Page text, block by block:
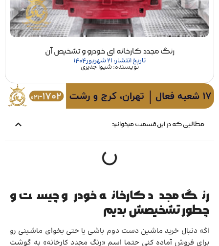
رنگ مجدد کارخانه ای خودرو و تشخیص آن
تاریخ انتشار: 21 شهریور 1404
نویسنده: شیوا جدیری
مطالبی که در این قسمت میخوانید
رنگ مجدد کارخانه خودرو چیست و
چطور تشخیصش بدیم
اگه دنبال خرید ماشین دست دوم باشی یا حتی بخوای ماشینی رو
برای فروش آماده کنی حتما اسم «رنگ مجدد کارخانه» به گوشت